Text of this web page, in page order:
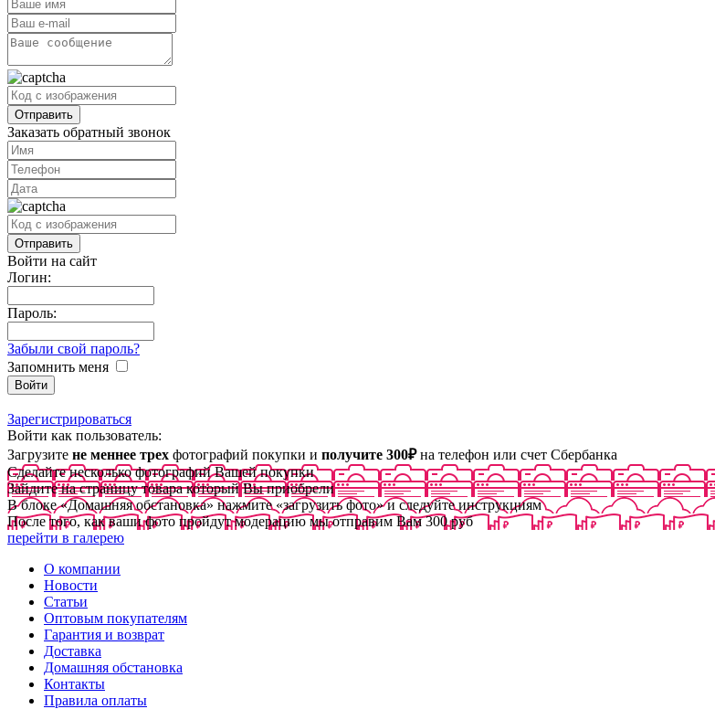
Заказать обратный звонок
Войти на сайт
Логин:
Пароль:
Забыли свой пароль?
Запомнить меня
Зарегистрироваться
Войти как пользователь:
Загрузите не меннее трех фотографий покупки и получите 300₽на телефон или счет Сбербанка
Сделайте несколько фотографий Вашей покупки
Зайдите на страницу товара который Вы приобрели
В блоке «Домашняя обстановка» нажмите «загрузить фото» и следуйте инструкциям
После того, как ваши фото пройдут модерацию мы отправим Вам 300 руб
перейти в галерею
О компании
Новости
Статьи
Оптовым покупателям
Гарантия и возврат
Доставка
Домашняя обстановка
Контакты
Правила оплаты